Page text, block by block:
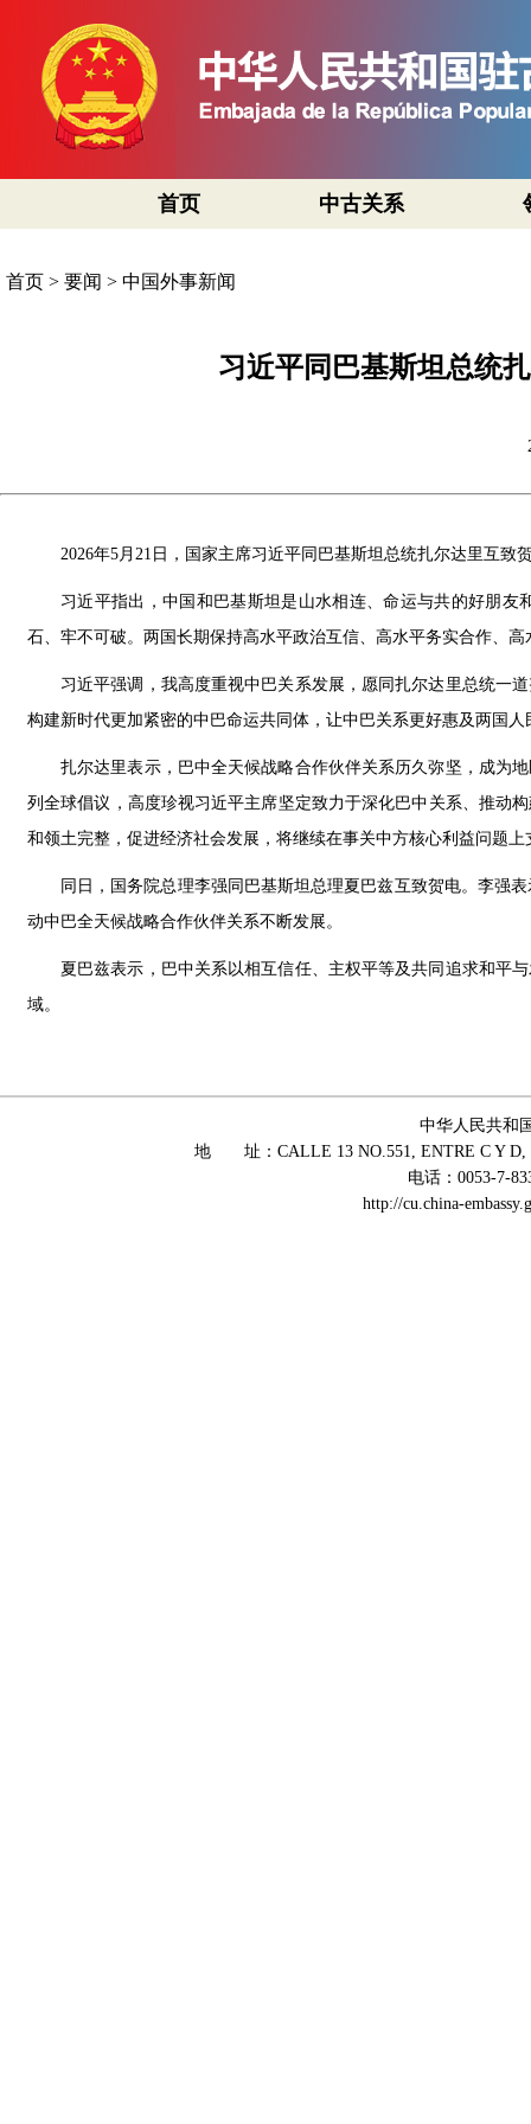
首页 中古关系
首页 > 要闻 > 中国外事新闻
习近平同巴基斯坦总统
2026年5月21日，国家主席习近平同巴基斯坦总统扎尔达里互致
习近平指出，中国和巴基斯坦是山水相连、命运与共的好朋
石、牢不可破。两国长期保持高水平政治互信、高水平务实合作、
习近平强调，我高度重视中巴关系发展，愿同扎尔达里总统一
构建新时代更加紧密的中巴命运共同体，让中巴关系更好惠及两国
扎尔达里表示，巴中全天候战略合作伙伴关系历久弥坚，成为
列全球倡议，高度珍视习近平主席坚定致力于深化巴中关系、推动
和领土完整，促进经济社会发展，将继续在事关中方核心利益问题
同日，国务院总理李强同巴基斯坦总理夏巴兹互致贺电。李强
动中巴全天候战略合作伙伴关系不断发展。
夏巴兹表示，巴中关系以相互信任、主权平等及共同追求和平
域。
中华人民共和
地 址：CALLE 13 NO.551, ENTRE C Y D,
电话：0053-7-
http://cu.china-